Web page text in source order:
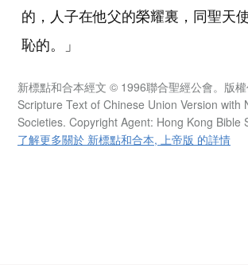
的，人子在他父的榮耀裏，同聖天
恥的。」
新標點和合本經文 © 1996聯合聖經公會。版
Scripture Text of Chinese Union Version
Societies. Copyright Agent: Hong Kong Bible
了解更多關於 新標點和合本, 上帝版 的詳情